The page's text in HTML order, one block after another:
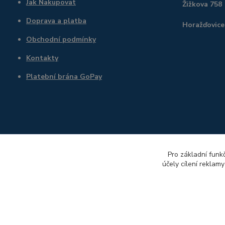
Jak Nakupovat
Doprava a platba
Obchodní podmínky
Kontakty
Platební brána GoPay
Žižkova 758
Pro základní
účely cílení